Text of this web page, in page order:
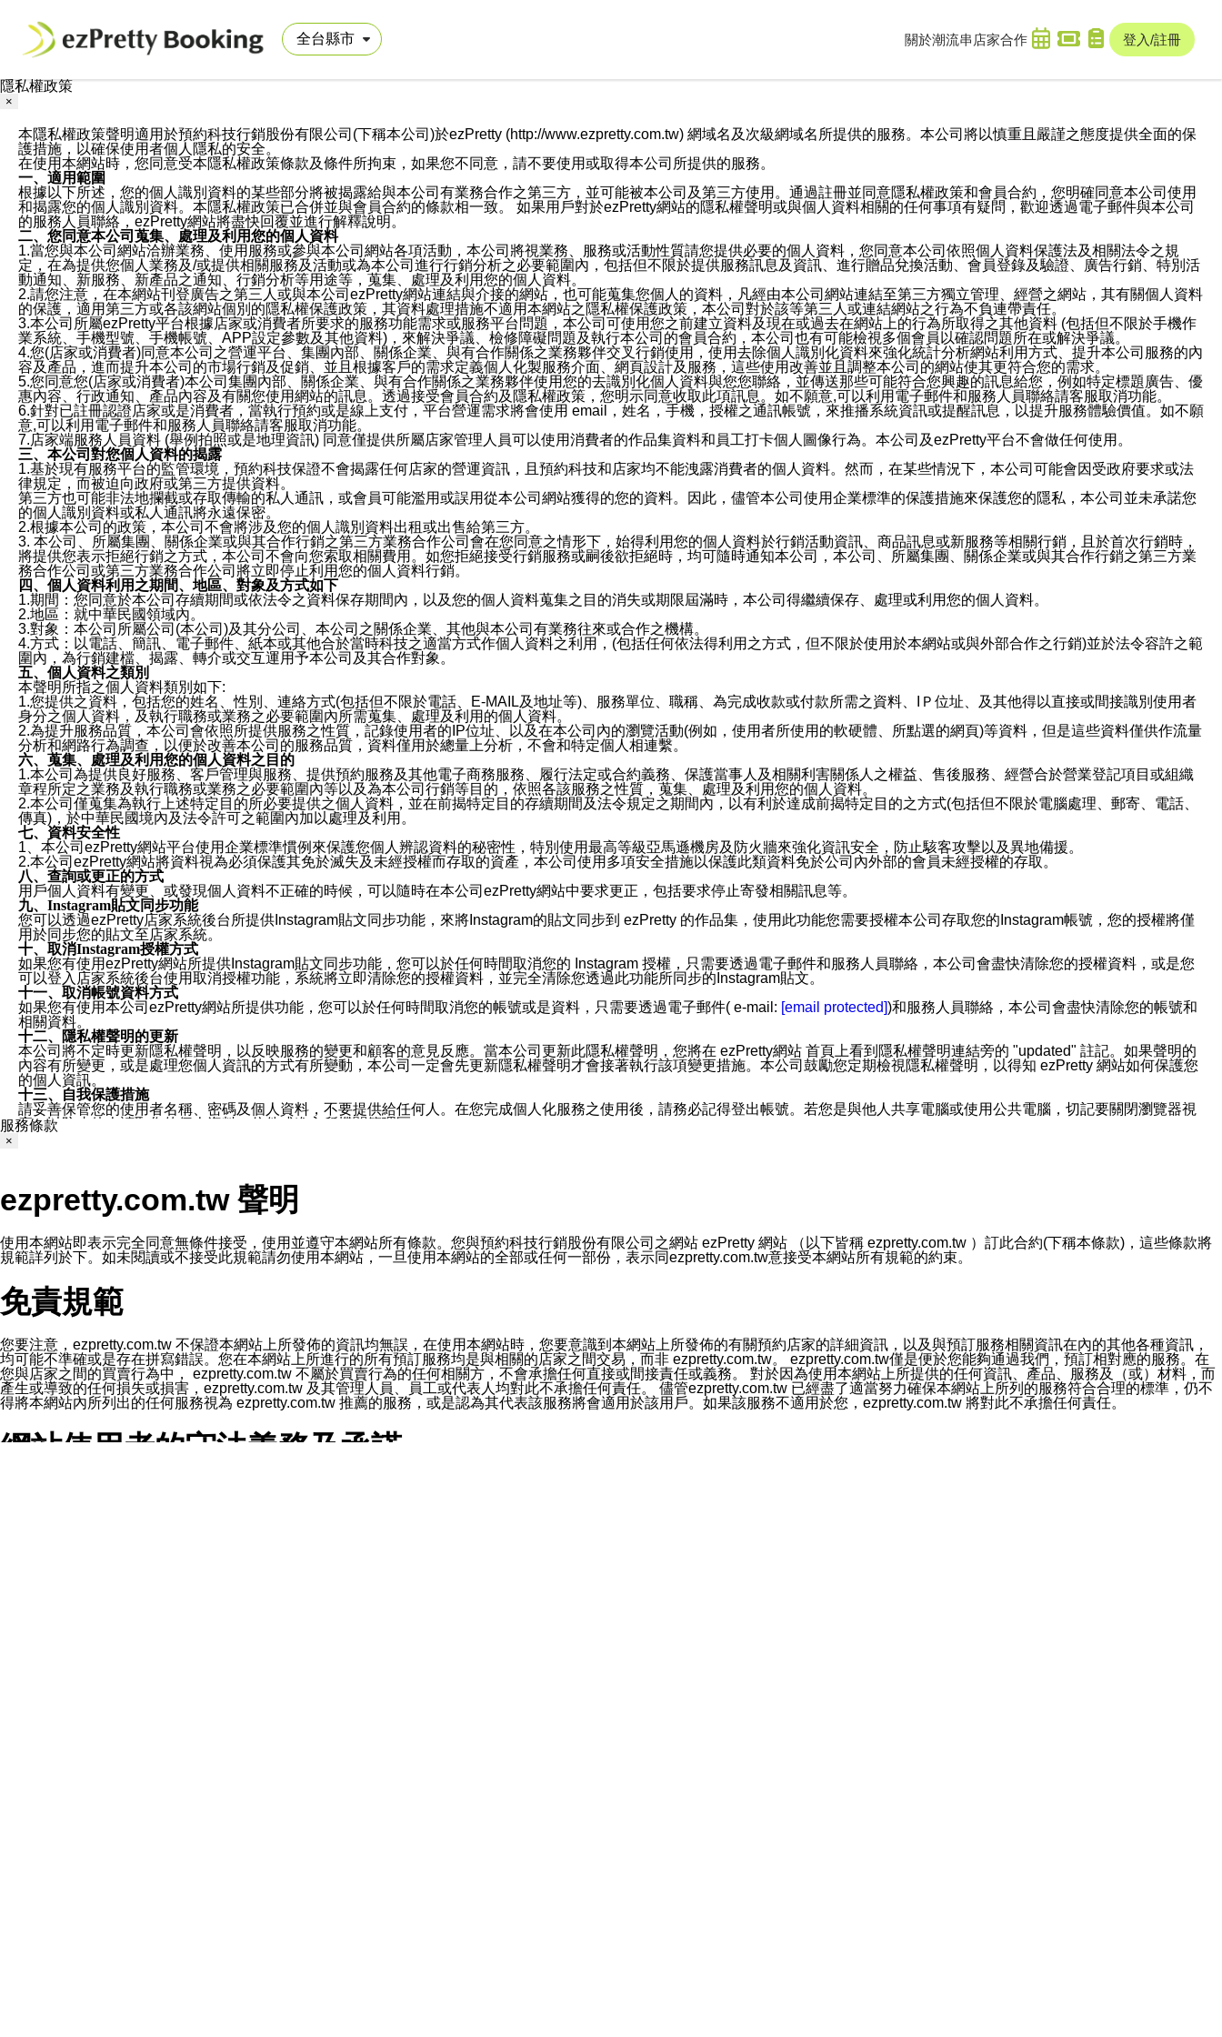
關於潮流串 店家合作 登入/註冊
隱私權政策
×
本隱私權政策聲明適用於預約科技行銷股份有限公司(下稱本公司)於ezPretty (http://www.ezpretty.com.tw) 網域名及次級網域名所提供的服務。本公司將以慎重且嚴謹之態度提供全面的保
護措施，以確保使用者個人隱私的安全。
在使用本網站時，您同意受本隱私權政策條款及條件所拘束，如果您不同意，請不要使用或取得本公司所提供的服務。
一、適用範圍
根據以下所述，您的個人識別資料的某些部分將被揭露給與本公司有業務合作之第三方，並可能被本公司及第三方使用。通過註冊並同意隱私權政策和會員合約，您明確同意本公司使用
和揭露您的個人識別資料。本隱私權政策已合併並與會員合約的條款相一致。 如果用戶對於ezPretty網站的隱私權聲明或與個人資料相關的任何事項有疑問，歡迎透過電子郵件與本公司
的服務人員聯絡，ezPretty網站將盡快回覆並進行解釋說明。
二、您同意本公司蒐集、處理及利用您的個人資料
1.當您與本公司網站洽辦業務、使用服務或參與本公司網站各項活動，本公司將視業務、服務或活動性質請您提供必要的個人資料，您同意本公司依照個人資料保護法及相關法令之規
定，在為提供您個人業務及/或提供相關服務及活動或為本公司進行行銷分析之必要範圍內，包括但不限於提供服務訊息及資訊、進行贈品兌換活動、會員登錄及驗證、廣告行銷、特別活
動通知、新服務、新產品之通知、行銷分析等用途等，蒐集、處理及利用您的個人資料。
2.請您注意，在本網站刊登廣告之第三人或與本公司ezPretty網站連結與介接的網站，也可能蒐集您個人的資料，凡經由本公司網站連結至第三方獨立管理、經營之網站，其有關個人資料
的保護，適用第三方或各該網站個別的隱私權保護政策，其資料處理措施不適用本網站之隱私權保護政策，本公司對於該等第三人或連結網站之行為不負連帶責任。
3.本公司所屬ezPretty平台根據店家或消費者所要求的服務功能需求或服務平台問題，本公司可使用您之前建立資料及現在或過去在網站上的行為所取得之其他資料 (包括但不限於手機作
業系統、手機型號、手機帳號、APP設定參數及其他資料)，來解決爭議、檢修障礙問題及執行本公司的會員合約，本公司也有可能檢視多個會員以確認問題所在或解決爭議。
4.您(店家或消費者)同意本公司之營運平台、集團內部、關係企業、與有合作關係之業務夥伴交叉行銷使用，使用去除個人識別化資料來強化統計分析網站利用方式、提升本公司服務的內
容及產品，進而提升本公司的市場行銷及促銷、並且根據客戶的需求定義個人化製服務介面、網頁設計及服務，這些使用改善並且調整本公司的網站使其更符合您的需求。
5.您同意您(店家或消費者)本公司集團內部、關係企業、與有合作關係之業務夥伴使用您的去識別化個人資料與您您聯絡，並傳送那些可能符合您興趣的訊息給您，例如特定標題廣告、優
惠內容、行政通知、產品內容及有關您使用網站的訊息。透過接受會員合約及隱私權政策，您明示同意收取此項訊息。如不願意,可以利用電子郵件和服務人員聯絡請客服取消功能。
6.針對已註冊認證店家或是消費者，當執行預約或是線上支付，平台營運需求將會使用 email，姓名，手機，授權之通訊帳號，來推播系統資訊或提醒訊息，以提升服務體驗價值。如不願
意,可以利用電子郵件和服務人員聯絡請客服取消功能。
7.店家端服務人員資料 (舉例拍照或是地理資訊) 同意僅提供所屬店家管理人員可以使用消費者的作品集資料和員工打卡個人圖像行為。本公司及ezPretty平台不會做任何使用。
三、本公司對您個人資料的揭露
1.基於現有服務平台的監管環境，預約科技保證不會揭露任何店家的營運資訊，且預約科技和店家均不能洩露消費者的個人資料。然而，在某些情況下，本公司可能會因受政府要求或法
律規定，而被迫向政府或第三方提供資料。
第三方也可能非法地攔截或存取傳輸的私人通訊，或會員可能濫用或誤用從本公司網站獲得的您的資料。因此，儘管本公司使用企業標準的保護措施來保護您的隱私，本公司並未承諾您
的個人識別資料或私人通訊將永遠保密。
2.根據本公司的政策，本公司不會將涉及您的個人識別資料出租或出售給第三方。
3. 本公司、所屬集團、關係企業或與其合作行銷之第三方業務合作公司會在您同意之情形下，始得利用您的個人資料於行銷活動資訊、商品訊息或新服務等相關行銷，且於首次行銷時，
將提供您表示拒絕行銷之方式，本公司不會向您索取相關費用。如您拒絕接受行銷服務或嗣後欲拒絕時，均可隨時通知本公司，本公司、所屬集團、關係企業或與其合作行銷之第三方業
務合作公司或第三方業務合作公司將立即停止利用您的個人資料行銷。
四、個人資料利用之期間、地區、對象及方式如下
1.期間：您同意於本公司存續期間或依法令之資料保存期間內，以及您的個人資料蒐集之目的消失或期限屆滿時，本公司得繼續保存、處理或利用您的個人資料。
2.地區：就中華民國領域內。
3.對象：本公司所屬公司(本公司)及其分公司、本公司之關係企業、其他與本公司有業務往來或合作之機構。
4.方式：以電話、簡訊、電子郵件、紙本或其他合於當時科技之適當方式作個人資料之利用，(包括任何依法得利用之方式，但不限於使用於本網站或與外部合作之行銷)並於法令容許之範
圍內，為行銷建檔、揭露、轉介或交互運用予本公司及其合作對象。
五、個人資料之類別
本聲明所指之個人資料類別如下:
1.您提供之資料，包括您的姓名、性別、連絡方式(包括但不限於電話、E-MAIL及地址等)、服務單位、職稱、為完成收款或付款所需之資料、IＰ位址、及其他得以直接或間接識別使用者
身分之個人資料，及執行職務或業務之必要範圍內所需蒐集、處理及利用的個人資料。
2.為提升服務品質，本公司會依照所提供服務之性質，記錄使用者的IP位址、以及在本公司內的瀏覽活動(例如，使用者所使用的軟硬體、所點選的網頁)等資料，但是這些資料僅供作流量
分析和網路行為調查，以便於改善本公司的服務品質，資料僅用於總量上分析，不會和特定個人相連繫。
六、蒐集、處理及利用您的個人資料之目的
1.本公司為提供良好服務、客戶管理與服務、提供預約服務及其他電子商務服務、履行法定或合約義務、保護當事人及相關利害關係人之權益、售後服務、經營合於營業登記項目或組織
章程所定之業務及執行職務或業務之必要範圍內等以及為本公司行銷等目的，依照各該服務之性質，蒐集、處理及利用您的個人資料。
2.本公司僅蒐集為執行上述特定目的所必要提供之個人資料，並在前揭特定目的存續期間及法令規定之期間內，以有利於達成前揭特定目的之方式(包括但不限於電腦處理、郵寄、電話、
傳真)，於中華民國境內及法令許可之範圍內加以處理及利用。
七、資料安全性
1、本公司ezPretty網站平台使用企業標準慣例來保護您個人辨認資料的秘密性，特別使用最高等級亞馬遜機房及防火牆來強化資訊安全，防止駭客攻擊以及異地備援。
2.本公司ezPretty網站將資料視為必須保護其免於滅失及未經授權而存取的資產，本公司使用多項安全措施以保護此類資料免於公司內外部的會員未經授權的存取。
八、查詢或更正的方式
用戶個人資料有變更、或發現個人資料不正確的時候，可以隨時在本公司ezPretty網站中要求更正，包括要求停止寄發相關訊息等。
九、Instagram貼文同步功能
您可以透過ezPretty店家系統後台所提供Instagram貼文同步功能，來將Instagram的貼文同步到 ezPretty 的作品集，使用此功能您需要授權本公司存取您的Instagram帳號，您的授權將僅
用於同步您的貼文至店家系統。
十、取消Instagram授權方式
如果您有使用ezPretty網站所提供Instagram貼文同步功能，您可以於任何時間取消您的 Instagram 授權，只需要透過電子郵件和服務人員聯絡，本公司會盡快清除您的授權資料，或是您
可以登入店家系統後台使用取消授權功能，系統將立即清除您的授權資料，並完全清除您透過此功能所同步的Instagram貼文。
十一、取消帳號資料方式
如果您有使用本公司ezPretty網站所提供功能，您可以於任何時間取消您的帳號或是資料，只需要透過電子郵件( e-mail: [email protected])和服務人員聯絡，本公司會盡快清除您的帳號和
相關資料。
十二、隱私權聲明的更新
本公司將不定時更新隱私權聲明，以反映服務的變更和顧客的意見反應。當本公司更新此隱私權聲明，您將在 ezPretty網站 首頁上看到隱私權聲明連結旁的 "updated" 註記。如果聲明的
內容有所變更，或是處理您個人資訊的方式有所變動，本公司一定會先更新隱私權聲明才會接著執行該項變更措施。本公司鼓勵您定期檢視隱私權聲明，以得知 ezPretty 網站如何保護您
的個人資訊。
十三、自我保護措施
請妥善保管您的使用者名稱、密碼及個人資料，不要提供給任何人。在您完成個人化服務之使用後，請務必記得登出帳號。若您是與他人共享電腦或使用公共電腦，切記要關閉瀏覽器視
窗，以防止他人讀取您的個人資料、信件或進入所機關管理區。
本公司/本服務將以通知型訊息傳送重要訊息給您。即使未加入本公司/本服務好友，您仍可接收到通知型訊息。
本公司/本服務傳送之通知型訊息以對您有效且重要的訊息為限，以廣告或其他目的的訊息皆不會被傳送。滿足以下三個條件者，將可收到通知型訊息。
2.該 LINE 帳號已在 LINE APP 設定中，同意接收通知型訊息。
3.LINE 帳號未封鎖傳送訊息之 LINE 官方帳號。
欲變更通知型訊息的設定，操作如下：
1.點選「主頁」＞「設定」
2.點選「隱私設定」
3.點選「提供使用資料」
5.開關「接收LINE通知型訊息」
❗️關閉「接收通知型訊息」後，將不會接收到來自任何企業官方帳號或認證官方帳號的通知型訊息。
服務條款
×
ezpretty.com.tw 聲明
使用本網站即表示完全同意無條件接受，使用並遵守本網站所有條款。您與預約科技行銷股份有限公司之網站 ezPretty 網站 （以下皆稱 ezpretty.com.tw ）訂此合約(下稱本條款)，這些條款將
規範詳列於下。如未閱讀或不接受此規範請勿使用本網站，一旦使用本網站的全部或任何一部份，表示同ezpretty.com.tw意接受本網站所有規範的約束。
免責規範
您要注意，ezpretty.com.tw 不保證本網站上所發佈的資訊均無誤，在使用本網站時，您要意識到本網站上所發佈的有關預約店家的詳細資訊，以及與預訂服務相關資訊在內的其他各種資訊，
均可能不準確或是存在拼寫錯誤。您在本網站上所進行的所有預訂服務均是與相關的店家之間交易，而非 ezpretty.com.tw。 ezpretty.com.tw僅是便於您能夠通過我們，預訂相對應的服務。在
您與店家之間的買賣行為中， ezpretty.com.tw 不屬於買賣行為的任何相關方，不會承擔任何直接或間接責任或義務。 對於因為使用本網站上所提供的任何資訊、產品、服務及（或）材料，而
產生或導致的任何損失或損害，ezpretty.com.tw 及其管理人員、員工或代表人均對此不承擔任何責任。 儘管ezpretty.com.tw 已經盡了適當努力確保本網站上所列的服務符合合理的標準，仍不
得將本網站內所列出的任何服務視為 ezpretty.com.tw 推薦的服務，或是認為其代表該服務將會適用於該用戶。如果該服務不適用於您，ezpretty.com.tw 將對此不承擔任何責任。
網站使用者的守法義務及承諾